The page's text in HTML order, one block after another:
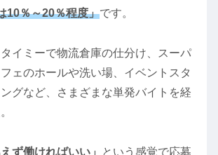
10％～20％程度」です。
イミーで物流倉庫の仕分け、スーパ
ェのホールや洗い場、イベントスタ
グなど、さまざまな単発バイトを経
えず働ければいい」 という感覚で応募